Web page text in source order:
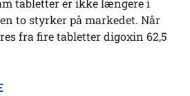
tabletter er ikke længere i
to styrker på markedet. Når
fra fire tabletter digoxin 62,5